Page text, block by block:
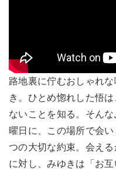
路地裏に佇むおしゃれ
き。ひとめ惚れした悟
ないことを知る。そん
曜日に、この場所で会
つの大切な約束。会え
に対し、みゆきは「お